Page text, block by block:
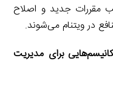
مقررات جدید و اصلاح
در ویتنام می‌شوند.
برای مدیریت